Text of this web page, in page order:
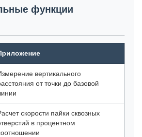
функции
вертикального
от точки до базовой
скорости пайки сквозных
в процентном